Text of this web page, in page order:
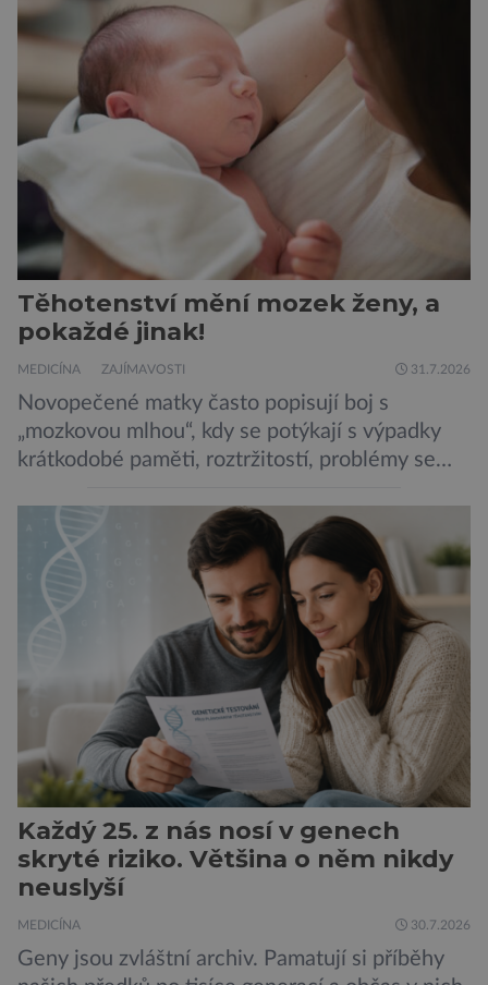
„Místo toho, aby poskytovaly izolované
mononutrienty, jsou rybí konzervy kompletní
potravinou,“ říká nutriční specialista Colin
Robertson a zdůrazňuje […]
Těhotenství mění mozek ženy, a
pokaždé jinak!
MEDICÍNA ZAJÍMAVOSTI 31.7.2026
Novopečené matky často popisují boj s
„mozkovou mlhou“, kdy se potýkají s výpadky
krátkodobé paměti, roztržitostí, problémy se
obtíže byly dlouhou dobu připisovány
nedostatku spánku a stresu při péči o
novorozence. Nyní se však ukazuje, že za tím
stojí změny v mozku vyvolané těhotenstvím!
Poporodní mozková mlha, v angličtině […]
Každý 25. z nás nosí v genech
skryté riziko. Většina o něm nikdy
neuslyší
MEDICÍNA 30.7.2026
Geny jsou zvláštní archiv. Pamatují si příběhy